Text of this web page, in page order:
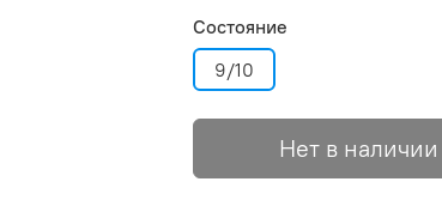
Состояние
9/10
Нет в наличии